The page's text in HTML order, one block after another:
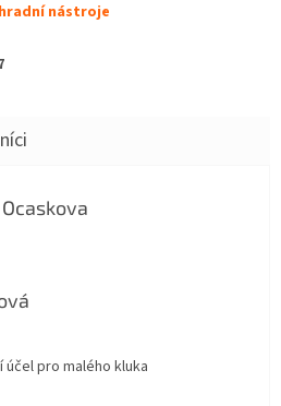
nástroje
je 5 z 5 hvězdiček.
je 5 z 5 hvězdiček.
pro malého kluka